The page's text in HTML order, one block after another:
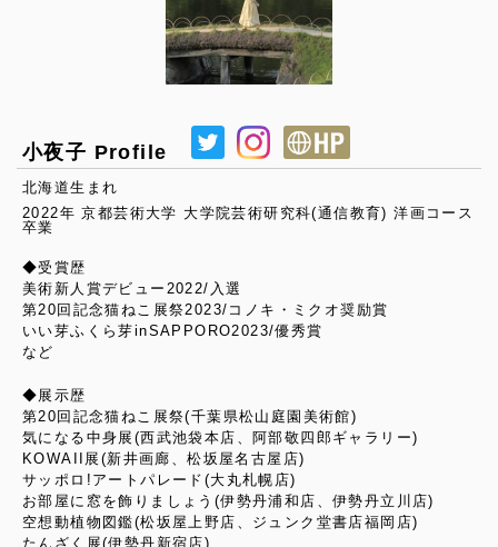
小夜子 Profile
北海道生まれ
2022年 京都芸術大学 大学院芸術研究科(通信教育) 洋画コース
卒業
◆受賞歴
美術新人賞デビュー2022/入選
第20回記念猫ねこ展祭2023/コノキ・ミクオ奨励賞
いい芽ふくら芽inSAPPORO2023/優秀賞
など
◆展示歴
第20回記念猫ねこ展祭(千葉県松山庭園美術館)
気になる中身展(西武池袋本店、阿部敬四郎ギャラリー)
KOWAII展(新井画廊、松坂屋名古屋店)
サッポロ!アートパレード(大丸札幌店)
お部屋に窓を飾りましょう(伊勢丹浦和店、伊勢丹立川店)
空想動植物図鑑(松坂屋上野店、ジュンク堂書店福岡店)
たんざく展(伊勢丹新宿店)